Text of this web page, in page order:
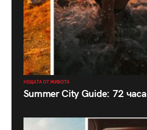
НЕЩАТА ОТ ЖИВОТА
Summer City Guide: 72